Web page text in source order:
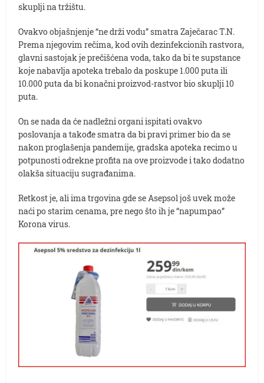
skuplji na tržištu.
Ovakvo objašnjenje “ne drži vodu” smatra Zaječarac T.N.
Prema njegovim rečima, kod ovih dezinfekcionih rastvora,
glavni sastojak je prečišćena voda, tako da bi te supstance
koje nabavlja apoteka trebalo da poskupe 1.000 puta ili
10.000 puta da bi konačni proizvod-rastvor bio skuplji 10
puta.
On se nada da će nadležni organi ispitati ovakvo
poslovanja a takođe smatra da bi pravi primer bio da se
nakon proglašenja pandemije, gradska apoteka recimo u
potpunosti odrekne profita na ove proizvode i tako dodatno
olakša situaciju sugrađanima.
Retkost je, ali ima trgovina gde se Asepsol još uvek može
naći po starim cenama, pre nego što ih je “napumpao”
Korona virus.